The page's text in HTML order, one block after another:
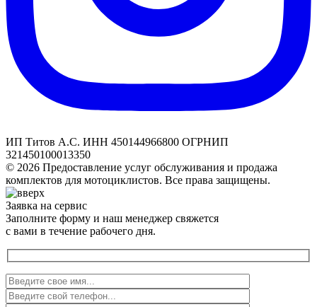
ИП Титов А.С. ИНН 450144966800 ОГРНИП
321450100013350
© 2026 Предоставление услуг обслуживания и продажа
комплектов для мотоциклистов. Все права защищены.
Заявка на сервис
Заполните форму и наш менеджер свяжется
с вами в течение рабочего дня.